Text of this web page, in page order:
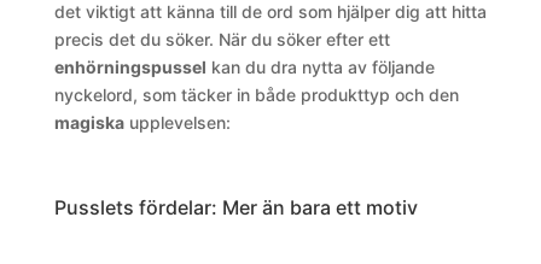
det viktigt att känna till de ord som hjälper dig att hitta
precis det du söker. När du söker efter ett
enhörningspussel kan du dra nytta av följande
nyckelord, som täcker in både produkttyp och den
magiskaupplevelsen:
Pusslets fördelar: Mer än bara ett motiv